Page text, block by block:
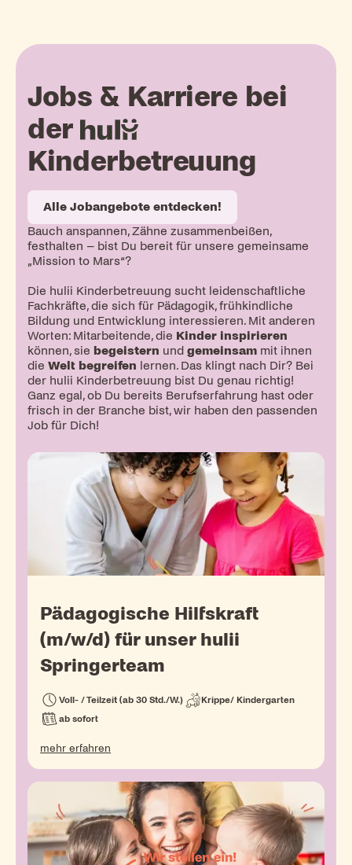
Jobs & Karriere bei
der hulii
Kinderbetreuung
Alle Jobangebote entdecken!
Bauch anspannen, Zähne zusammenbeißen,
festhalten – bist Du bereit für unsere gemeinsame
„Mission to Mars“?
Die hulii Kinderbetreuung sucht leidenschaftliche
Fachkräfte, die sich für Pädagogik, frühkindliche
Bildung und Entwicklung interessieren. Mit anderen
Worten: Mitarbeitende, die Kinder inspirieren
können, sie begeistern undgemeinsam mit ihnen
dieWelt begreifen lernen. Das klingt nach Dir? Bei
der hulii Kinderbetreuung bist Du genau richtig!
Ganz egal, ob Du bereits Berufserfahrung hast oder
frisch in der Branche bist, wir haben den passenden
Job für Dich!
Pädagogische Hilfskraft
(m/w/d) für unser hulii
Springerteam
Voll- / Teilzeit (ab 30 Std./W.)
Krippe/ Kindergarten
ab sofort
mehr erfahren